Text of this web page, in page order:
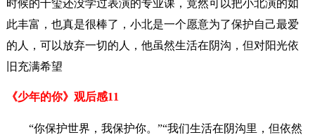
时候的千玺还没学过表演的专业课，竟然可以把小北演的如
此丰富，也真是很棒了，小北是一个愿意为了保护自己最爱
的人，可以放弃一切的人，他虽然生活在阴沟，但对阳光依
旧充满希望
《少年的你》观后感11
“你保护世界，我保护你。”“我们生活在阴沟里，但依然